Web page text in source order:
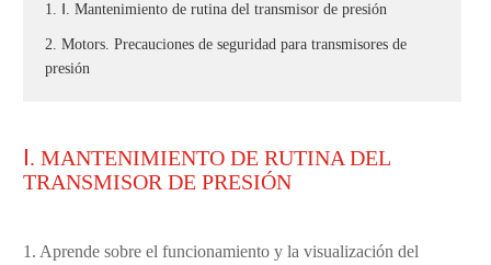
1. Ⅰ. Mantenimiento de rutina del transmisor de presión
2. Motors. Precauciones de seguridad para transmisores de
presión
Ⅰ. MANTENIMIENTO DE RUTINA DEL
TRANSMISOR DE PRESIÓN
1. Aprende sobre el funcionamiento y la visualización del